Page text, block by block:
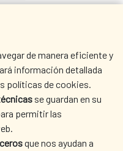
de manera eficiente y
información detallada
políticas de cookies.
se guardan en su
permitir las
que nos ayudan a